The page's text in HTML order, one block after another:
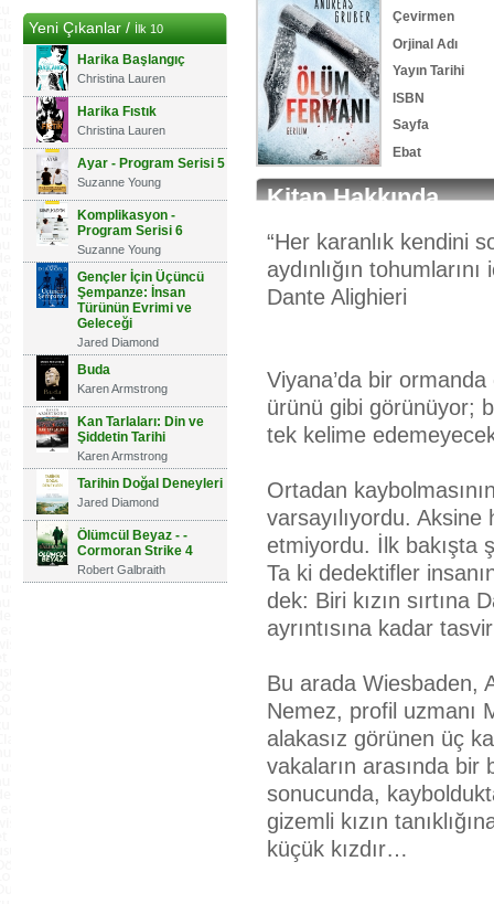
Yeni Çıkanlar /İlk 10
Harika Başlangıç
Christina Lauren
Harika Fıstık
Christina Lauren
Ayar - Program Serisi 5
Suzanne Young
Komplikasyon -
Program Serisi 6
Suzanne Young
Gençler İçin Üçüncü
Şempanze: İnsan
Türünün Evrimi ve
Geleceği
Jared Diamond
Buda
Karen Armstrong
Kan Tarlaları: Din ve
Şiddetin Tarihi
Karen Armstrong
Tarihin Doğal Deneyleri
Jared Diamond
Ölümcül Beyaz - -
Cormoran Strike 4
Robert Galbraith
Çevirmen
Orjinal Adı
Yayın Tarihi
ISBN
Sayfa
Ebat
Kitap Hakkında
“Her karanlık kendini
aydınlığın tohumlarını
Dante Alighieri
Viyana’da bir
ürünü gibi görünüyor;
tek kelime
Ortadan
varsayılıyordu. Aksine
etmiyordu. İlk bakışta
Ta ki dedektifler
dek: Biri kızın sırtına
ayrıntısına kadar
Bu arada Wiesbaden,
Nemez, profil uzmanı
alakasız görünen üç
vakaların arasında bir
sonucunda,
gizemli kızın
küçük kızdır…